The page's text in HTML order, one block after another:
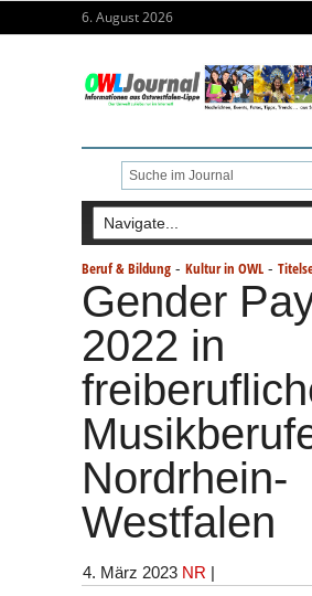
6. August 2026
Beruf & Bildung - Kultur in OWL -
Gender
2022 in
Nordrhein-
Westfalen
4. März 2023 NR |